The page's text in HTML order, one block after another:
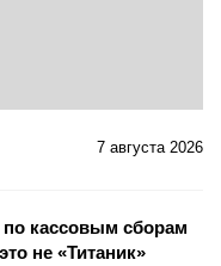
7 августа 2026
по кассовым сборам
не «Титаник»